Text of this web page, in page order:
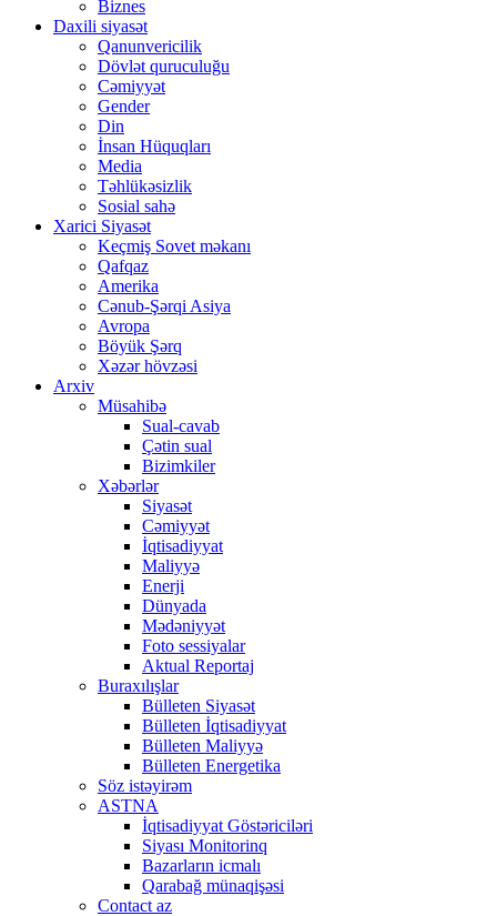
Biznes
Daxili siyasət
Qanunvericilik
Dövlət quruculuğu
Cəmiyyət
Gender
Din
İnsan Hüquqları
Media
Təhlükəsizlik
Sosial sahə
Xarici Siyasət
Keçmiş Sovet məkanı
Qafqaz
Amerika
Cənub-Şərqi Asiya
Avropa
Böyük Şərq
Xəzər hövzəsi
Arxiv
Müsahibə
Sual-cavab
Çətin sual
Bizimkiler
Xəbərlər
Siyasət
Cəmiyyət
İqtisadiyyat
Maliyyə
Enerji
Dünyada
Mədəniyyət
Foto sessiyalar
Aktual Reportaj
Buraxılışlar
Bülleten Siyasət
Bülleten İqtisadiyyat
Bülleten Maliyyə
Bülleten Energetika
Söz istəyirəm
ASTNA
İqtisadiyyat Göstəriciləri
Siyası Monitorinq
Bazarların icmalı
Qarabağ münaqişəsi
Contact az